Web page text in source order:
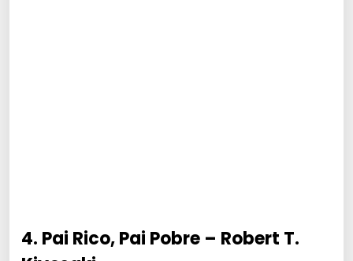
4. Pai Rico, Pai Pobre – Robert T.